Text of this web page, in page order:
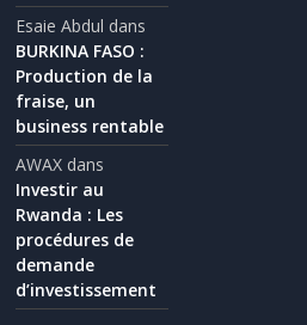
Esaie Abdul dans
BURKINA FASO :
Production de la
fraise, un
business rentable
AWAX dans
Investir au
Rwanda : Les
procédures de
demande
d’investissement